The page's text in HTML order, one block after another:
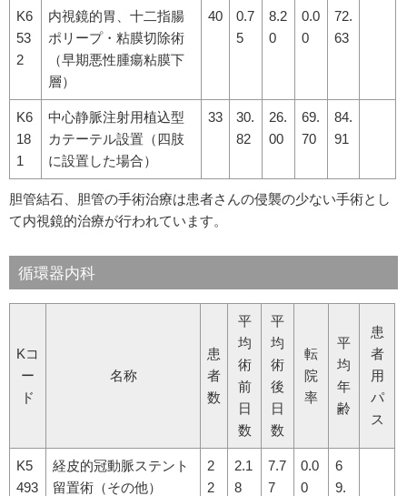
K6
53
2
内視鏡的胃、十二指腸
ポリープ・粘膜切除術
（早期悪性腫瘍粘膜下
層）
40
0.7
5
8.2
0
0.0
0
72.
63
K6
18
1
中心静脈注射用植込型
カテーテル設置（四肢
に設置した場合）
33
30.
82
26.
00
69.
70
84.
91
胆管結石、胆管の手術治療は患者さんの侵襲の少ない手術とし
て内視鏡的治療が行われています。
循環器内科
Kコ
ー
ド
名称
患
者
数
平
均
術
前
日
数
平
均
術
後
日
数
転
院
率
平
均
年
齢
患
者
用
パ
ス
K5
493
経皮的冠動脈ステント
留置術（その他）
2
2
2.1
8
7.7
7
0.0
0
6
9.